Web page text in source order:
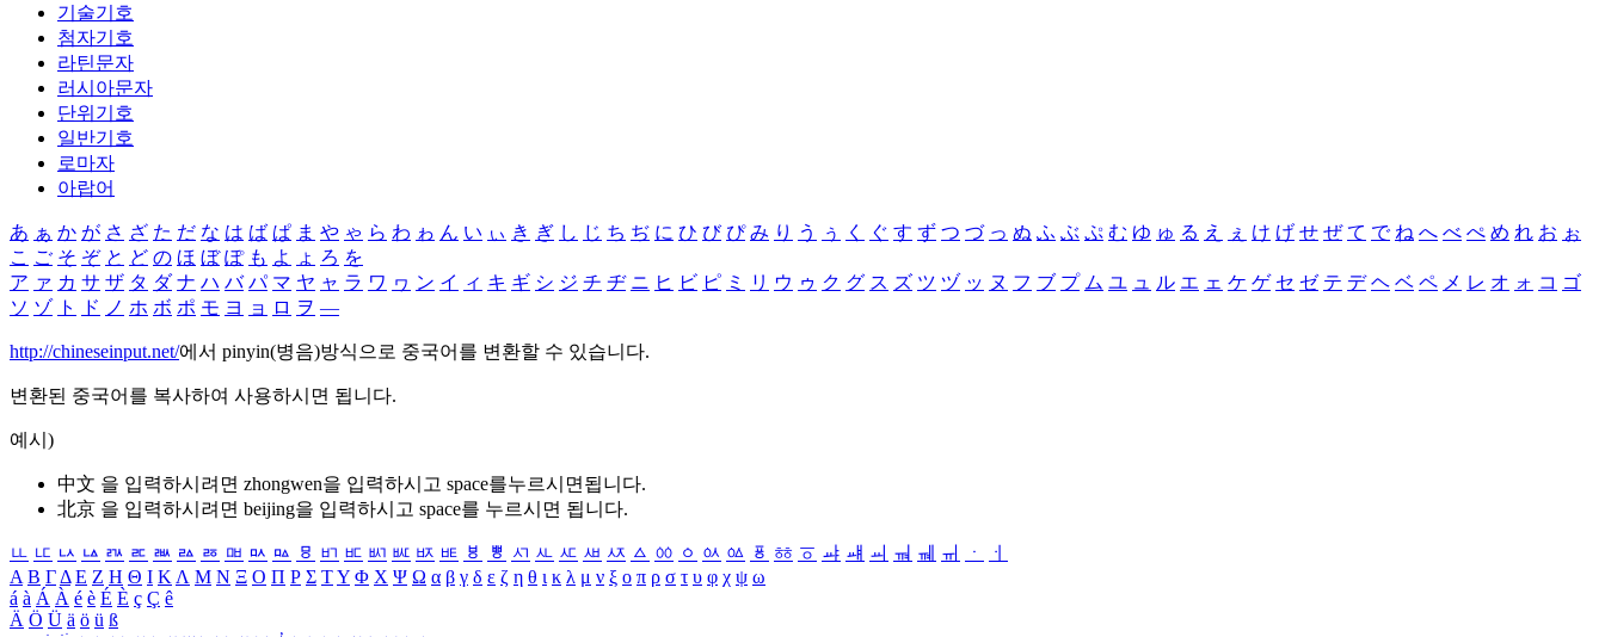
기술기호
첨자기호
라틴문자
러시아문자
단위기호
일반기호
로마자
아랍어
あ ぁ か が さ ざ た だ な は ば ぱ ま や ゃ ら わ ゎ ん い ぃ き ぎ し じ ち ぢ に ひ び ぴ み り う ぅ く ぐ す ず つ づ っ ぬ ふ ぶ ぷ む ゆ ゅ る え ぇ け げ せ ぜ て で ね へ べ ぺ め れ お ぉ
こ ご そ ぞ と ど の ほ ぼ ぽ も よ ょ ろ を
ア ァ カ サ ザ タ ダ ナ ハ バ パ マ ヤ ャ ラ ワ ヮ ン イ ィ キ ギ シ ジ チ ヂ ニ ヒ ビ ピ ミ リ ウ ゥ ク グ ス ズ ツ ヅ ッ ヌ フ ブ プ ム ユ ュ ル エ ェ ケ ゲ セ ゼ テ デ ヘ ベ ペ メ レ オ ォ コ ゴ
ソ ゾ ト ド ノ ホ ボ ポ モ ヨ ョ ロ ヲ ―
http://chineseinput.net/에서 pinyin(병음)방식으로 중국어를 변환할 수 있습니다.
변환된 중국어를 복사하여 사용하시면 됩니다.
예시)
中文 을 입력하시려면 zhongwen을 입력하시고 space를누르시면됩니다.
北京 을 입력하시려면 beijing을 입력하시고 space를 누르시면 됩니다.
ㅥ ㅦ ㅧ ㅨ ㅩ ㅪ ㅫ ㅬ ㅭ ㅮ ㅯ ㅰ ㅱ ㅲ ㅳ ㅴ ㅵ ㅶ ㅷ ㅸ ㅹ ㅺ ㅻ ㅼ ㅽ ㅾ ㅿ ㆀ ㆁ ㆂ ㆃ ㆄ ㆅ ㆆ ㆇ ㆈ ㆉ ㆊ ㆋ ㆌ ㆍ
ㆎ
Α Β ΓΔ Ε Ζ Η Θ Ι ΚΛ Μ Ν Ξ Ο Π Ρ Σ ΤΥ Φ Χ Ψ Ω α β γ δ ε ζ η θ ι κ λ μ ν ξ ο π ρ σ τ υ φ χ ψ ω
á à Á À é è É È ç Ç ê
Ä Ö Ü ä ö ü ß